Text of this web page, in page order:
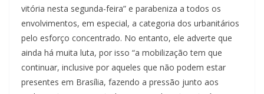
vitória nesta segunda-feira” e parabeniza a todos os
envolvimentos, em especial, a categoria dos urbanitários
pelo esforço concentrado. No entanto, ele adverte que
ainda há muita luta, por isso “a mobilização tem que
continuar, inclusive por aqueles que não podem estar
presentes em Brasília, fazendo a pressão junto aos